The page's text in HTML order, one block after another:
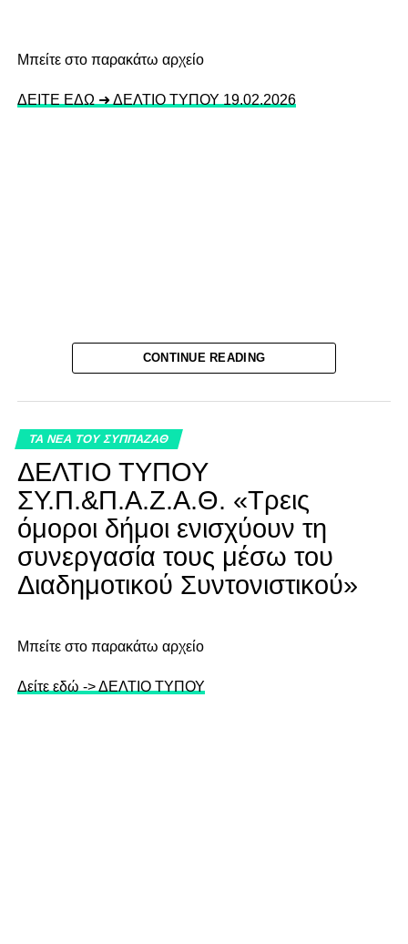
Mπείτε στο παρακάτω αρχείο
ΔΕΙΤΕ ΕΔΩ ➜ ΔΕΛΤΙΟ ΤΥΠΟΥ 19.02.2026
CONTINUE READING
ΤΑ ΝΕΑ ΤΟΥ ΣΥΠΠΑΖΑΘ
ΔΕΛΤΙΟ ΤΥΠΟΥ
ΣΥ.Π.&Π.Α.Ζ.Α.Θ. «Τρεις
όμοροι δήμοι ενισχύουν τη
συνεργασία τους μέσω του
Διαδημοτικού Συντονιστικού»
Mπείτε στο παρακάτω αρχείο
Δείτε εδώ -> ΔΕΛΤΙΟ ΤΥΠΟΥ